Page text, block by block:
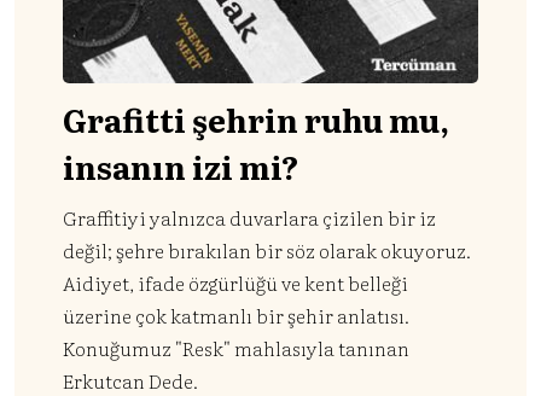
Grafitti şehrin ruhu mu,
insanın izi mi?
Graffitiyi yalnızca duvarlara çizilen bir iz
değil; şehre bırakılan bir söz olarak okuyoruz.
Aidiyet, ifade özgürlüğü ve kent belleği
üzerine çok katmanlı bir şehir anlatısı.
Konuğumuz "Resk" mahlasıyla tanınan
Erkutcan Dede.